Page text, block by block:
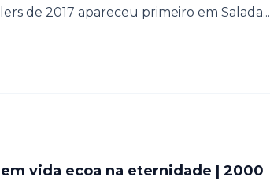
de 2017 apareceu primeiro em Salada...
vida ecoa na eternidade | 2000